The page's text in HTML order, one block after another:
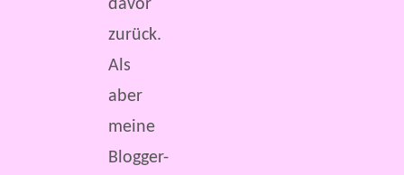
davor
zurück.
Als
aber
meine
Blogger-